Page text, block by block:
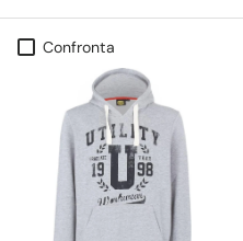
Confronta